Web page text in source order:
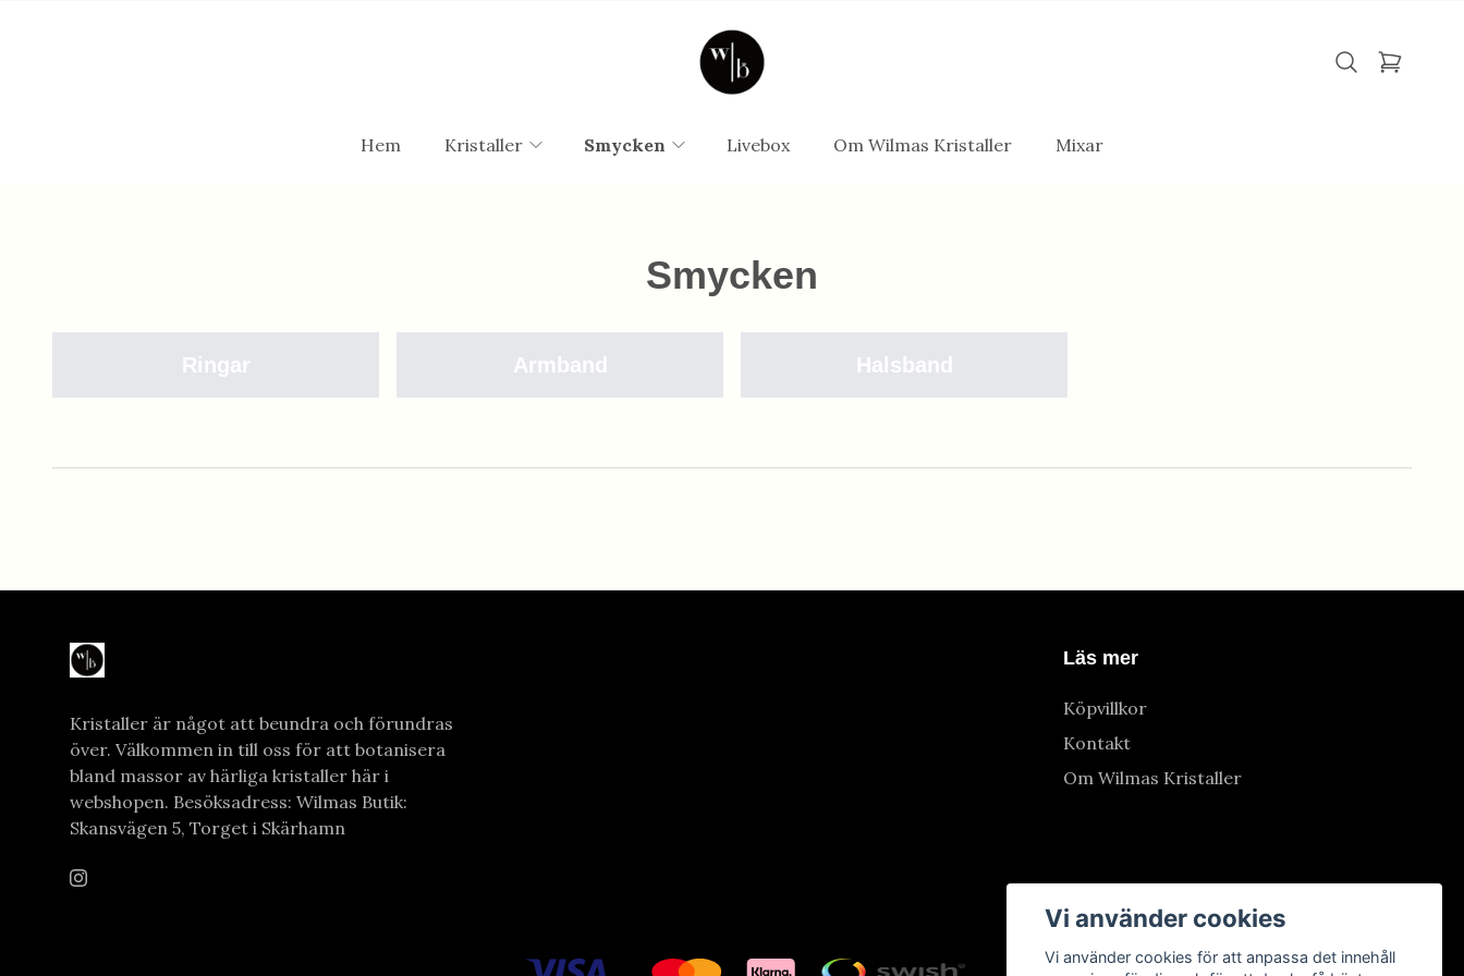
Hem Kristaller Smycken Livebox Om Wilmas Kristaller Mixar
Smycken
Ringar Armband Halsband
Kristaller är något att beundra och förundras
över. Välkommen in till oss för att botanisera
bland massor av härliga kristaller här i
webshopen. Besöksadress: Wilmas Butik:
Skansvägen 5, Torget i Skärhamn
Läs mer
Köpvillkor
Kontakt
Om Wilmas Kristaller
Vi använder cookies
Vi använder cookies för att anpassa det innehåll